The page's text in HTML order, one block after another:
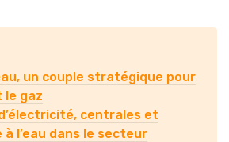
un couple stratégique pour
le gaz
centrales et
à l’eau dans le secteur